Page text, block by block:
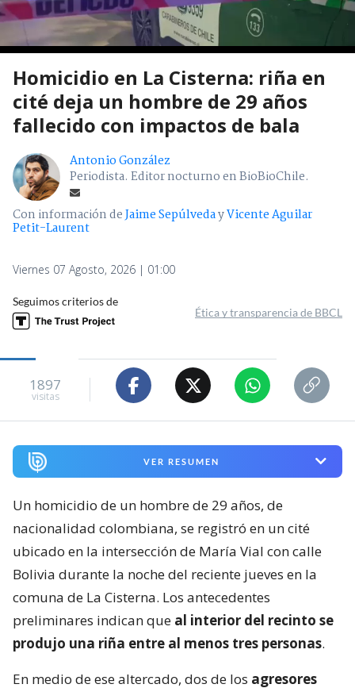
Homicidio en La Cisterna: riña en
cité deja un hombre de 29 años
fallecido con impactos de bala
Antonio González
Periodista. Editor nocturno en BioBioChile.
Con información deJaime SepúlvedayVicente Aguilar
Petit-Laurent
Viernes 07 Agosto, 2026 | 01:00
Seguimos criterios de
Ética y transparencia de BBCL
1897
visitas
VER RESUMEN
Un homicidio de un hombre de 29 años, de
nacionalidad colombiana, se registró en un cité
ubicado en la intersección de María Vial con calle
Bolivia durante la noche del reciente jueves en la
comuna de La Cisterna. Los antecedentes
preliminares indican que al interior del recinto se
produjo una riña entre al menos tres personas.
En medio de ese altercado, dos de los agresores